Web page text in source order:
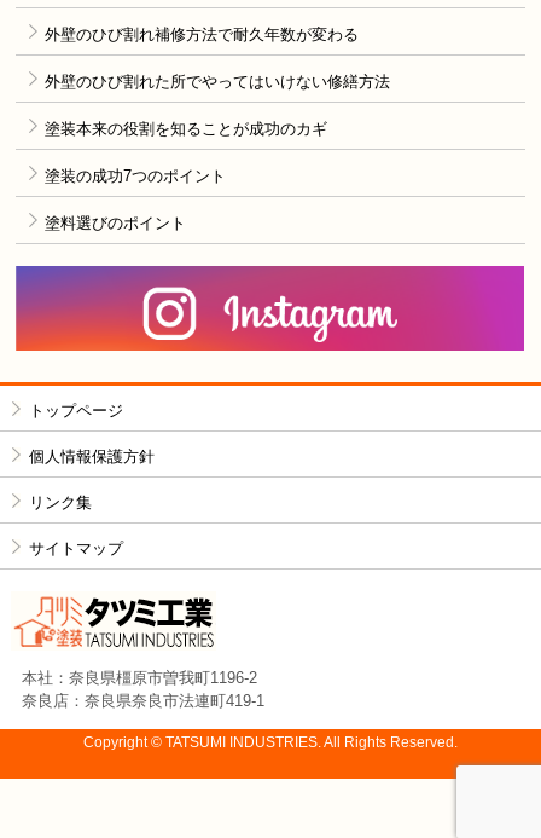
外壁のひび割れ補修方法で耐久年数が変わる
外壁のひび割れた所でやってはいけない修繕方法
塗装本来の役割を知ることが成功のカギ
塗装の成功7つのポイント
塗料選びのポイント
トップページ
個人情報保護方針
リンク集
サイトマップ
本社：奈良県橿原市曽我町1196-2
奈良店：奈良県奈良市法連町419-1
Copyright © TATSUMI INDUSTRIES. All Rights Reserved.